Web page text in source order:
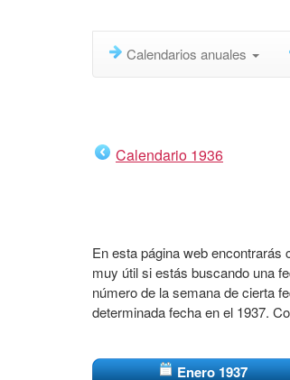
Calendarios anuales
Calendario 1936
En esta página web encontrarás
muy útil si estás buscando una
número de la semana de cierta
determinada fecha en el 1937.
Enero 1937